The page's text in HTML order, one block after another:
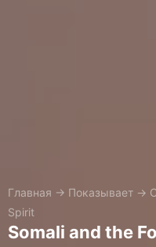
Главная → Показывает →
Spirit
Somali and the